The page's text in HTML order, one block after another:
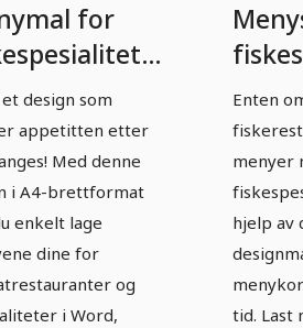
for
folderfalz
design som
appetitten etter
Med denne
i A4-brettformat
enkelt lage
dine for
og
i Word,
- A5
Enten
menyer
hjelp av
tid. Last